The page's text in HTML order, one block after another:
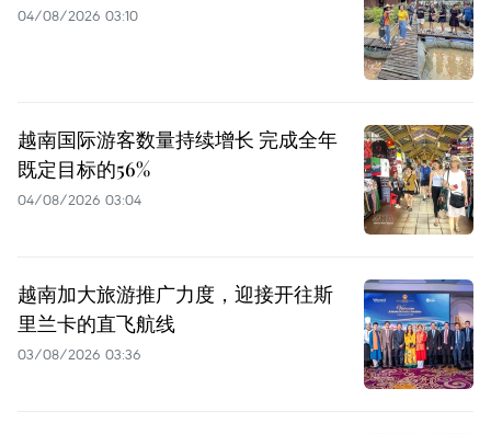
04/08/2026 03:10
越南国际游客数量持续增长 完成全年
既定目标的56%
04/08/2026 03:04
越南加大旅游推广力度，迎接开往斯
里兰卡的直飞航线
03/08/2026 03:36